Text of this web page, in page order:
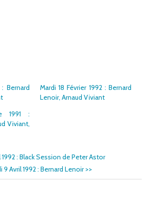
Bernard
Mardi 18 Février 1992 : Bernard
Lenoir, Arnaud Viviant
1991 :
Viviant,
1992 : Black Session de Peter Astor
9 Avril 1992 : Bernard Lenoir>>